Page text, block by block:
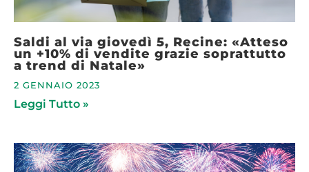
Saldi al via giovedì 5, Recine: «Atteso
un +10% di vendite grazie soprattutto
a trend di Natale»
2 GENNAIO 2023
Leggi Tutto »